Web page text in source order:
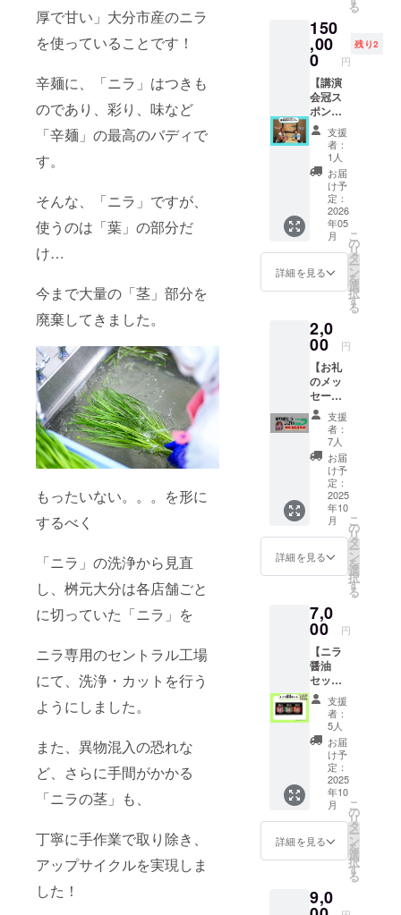
厚で甘い」大分市産のニラ
を使っていることです！
辛麺に、「ニラ」はつきも
のであり、彩り、味など
「辛麺」の最高のバディで
す。
そんな、「ニラ」ですが、
使うのは「葉」の部分だ
け…
今まで大量の「茎」部分を
廃棄してきました。
もったいない。。。を形に
するべく
「ニラ」の洗浄から見直
し、桝元大分は各店舗ごと
に切っていた「ニラ」を
ニラ専用のセントラル工場
にて、洗浄・カットを行う
ようにしました。
また、異物混入の恐れな
ど、さらに手間がかかる
「ニラの茎」も、
丁寧に手作業で取り除き、
アップサイクルを実現しま
した！
所で保
管 「原
材料及
び添加
物等の
食品表
示はお
届け商
品のラ
ベルに
表記さ
れま
す。 商
品開封
前には
必ずお
届けの
リター
ルや注
意書き
をご確
認くだ
さ
い。」
管理栄
養士
yukari
の部屋
さんと
のコラ
ボ！ ニ
ラコハ
ニーを
使っ
た、愛
おや
つ！
提供し
ます。
株式会
社ARU
さんと
のコラ
ボリ
ター
ン！ 内
職屋さ
んARU
ジャッ
ク事業
所さん
から、
手作り
のPPバ
ンド
バック
を 特別
子カ
ラーの
ピンク
と緑で
作って
いただ
きま
す。 或
る焙煎
所さん
から
は、こ
だわり
コー
ヒーの
ドリッ
プパッ
て、ニ
ラ子ス
テッ
カーが
１枚つ
いた、
スペ
シャル
コラボ
セット
です！
或るオ
リジナ
ルブレ
ンド
（１袋
につ
ラー
る
150
,00
0 円
残り2
【講演
会冠ス
ポン
サー】
イベン
ト名や
チラシ
に、支
援者様
のお名
（ニッ
クネー
ム）を
掲載し
ます。
期間：
講演会
時 ・掲
載方
法：文
字・ロ
ゴ・バ
ナー ・
掲載サ
イズ：
大 ・支
援時、
必ず備
考欄に
希望さ
れるお
名前を
式会社
ARU 薄
田夕
侑 ×
株式会
社
LogStyl
松 秀
豊史
によ
る、 こ
どもに
なれな
い大人
たち
へ 大
れ！と
支援
者：
1人
お届
け予
定：
2026
年05
月
詳細を見る
こ
の
リ
タ
ー
ン
を
選
択
す
る
2,0
00 円
【お礼
のメッ
セー
ジ】 感
謝の気
持ちを
込め
て、お
礼の
メッ
セージ
をお送
りしま
す。
支援
者：
7人
お届
け予
定：
2025
年10
月
詳細を見る
こ
の
リ
タ
ー
ン
を
選
択
す
る
7,0
00 円
【ニラ
醤油
セッ
ト】 大
人気の
万能調
味料、
「ニラ
醤油」3
本セッ
トを提
供しま
す。 ・
サイ
ズ：7.5
㎝ × 6.5
㎝cm ・
重量：
支援
者：
5人
お届
け予
定：
2025
年10
月
詳細を見る
こ
の
リ
タ
ー
ン
を
選
択
す
る
9,0